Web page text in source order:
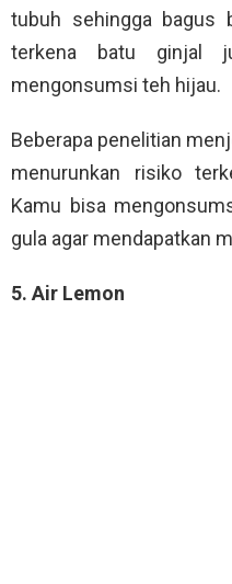
tubuh sehingga bagus
terkena batu ginjal
mengonsumsi teh hijau.
Beberapa penelitian
menurunkan risiko
Kamu bisa
gula agar mendapatkan
5. Air Lemon